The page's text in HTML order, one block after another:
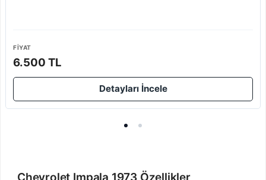
FIYAT
6.500 TL
Detayları İncele
Chevrolet Impala 1973 Özellikler